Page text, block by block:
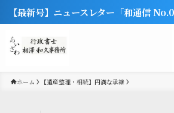
【最新号】ニュースレター「和通信
ホーム 【遺産整理・相続】円満な承継